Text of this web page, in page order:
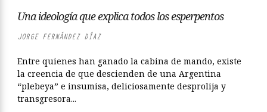
Una ideología que explica todos los esperpentos
JORGE FERNÁNDEZ DÍAZ
Entre quienes han ganado la cabina de mando, existe
la creencia de que descienden de una Argentina
“plebeya” e insumisa, deliciosamente desprolija y
transgresora...